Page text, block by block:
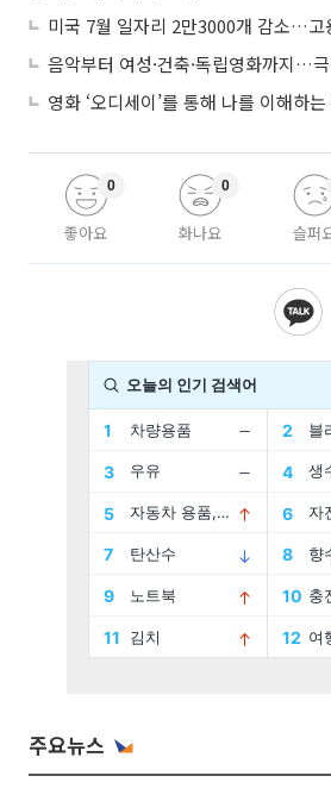
미국 7월 일자리 2만3000개 감소…고
영화 ‘오디세이’를 통해 나를 이해하
좋아요
0
화나요
0
슬퍼
주요뉴스